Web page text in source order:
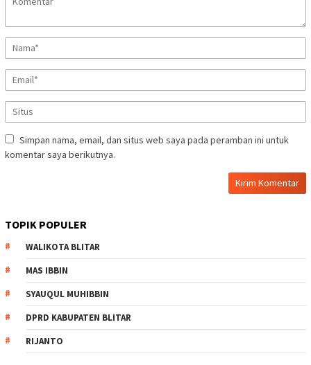
Simpan nama, email, dan situs web saya pada peramban ini untuk
komentar saya berikutnya.
TOPIK POPULER
WALIKOTA BLITAR
MAS IBBIN
SYAUQUL MUHIBBIN
DPRD KABUPATEN BLITAR
RIJANTO